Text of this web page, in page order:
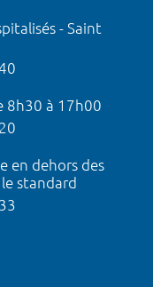
- Saint
8h30 à 17h00
en dehors des
standard